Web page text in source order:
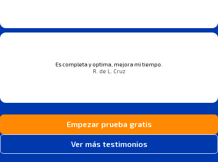
Es completa y optima, mejora mi tiempo.
R. de L. Cruz
Empezar prueba gratis
Ver más testimonios